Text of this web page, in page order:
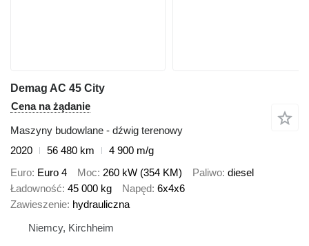
Demag AC 45 City
Cena na żądanie
Maszyny budowlane - dźwig terenowy
2020
56 480 km
4 900 m/g
Euro Euro 4 Moc 260 kW (354 KM) Paliwo diesel
Ładowność 45 000 kg Napęd 6x4x6
Zawieszenie hydrauliczna
Niemcy, Kirchheim